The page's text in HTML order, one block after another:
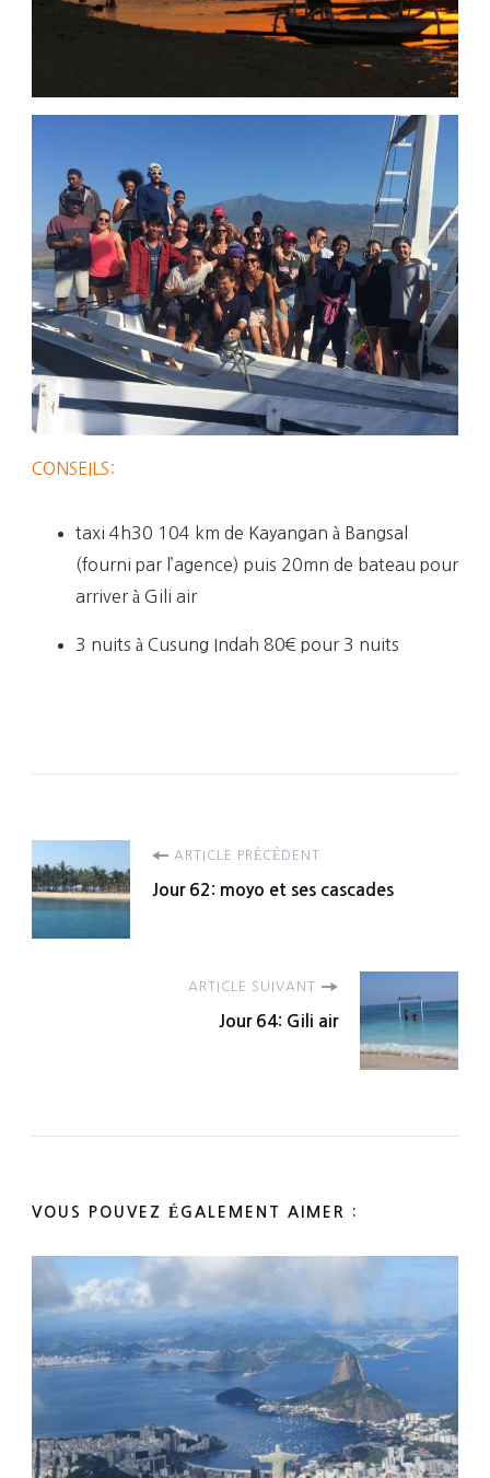
CONSEILS:
taxi 4h30 104 km de Kayangan à Bangsal
(fourni par l’agence) puis 20mn de bateau pour
arriver à Gili air
3 nuits à Cusung Indah 80€ pour 3 nuits
Navigation
d'article
ARTICLE PRÉCÉDENT
Jour 62: moyo et ses cascades
ARTICLE SUIVANT
Jour 64: Gili air
VOUS POUVEZ ÉGALEMENT AIMER :